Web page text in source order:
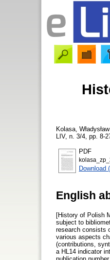
Kolasa,
LIV, n. 3/4, pp. 8-
PDF
Download
English
[History of Polish
subject to
research consists
various aspects
(contributions,
a HL14 indicator